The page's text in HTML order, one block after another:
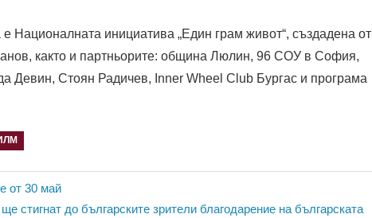
Националната инициатива „Един грам живот“, създадена от
както и партньорите: община Люлин, 96 СОУ в София,
Девин, Стоян Радичев, Inner Wheel Club Бургас и програма
от 30 май
стигнат до българските зрители благодарение на българската